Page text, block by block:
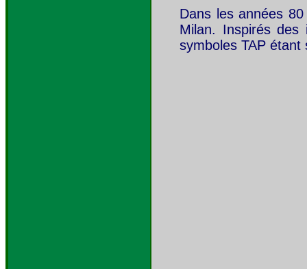
Dans les années
Milan. Inspirés
symboles TAP étant